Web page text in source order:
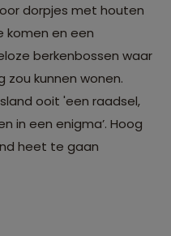
dorpjes met houten
komen en een
berkenbossen waar
zou kunnen wonen.
ooit 'een raadsel,
in een enigma’. Hoog
heet te gaan